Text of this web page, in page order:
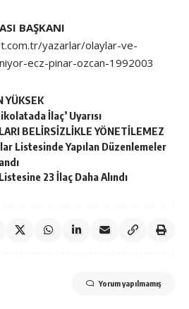
BAŞKANI
yazarlar/olaylar-ve-
ecz-pinar-ozcan-1992003
YÜKSEK
İlaç’ Uyarısı
BELİRSİZLİKLE YÖNETİLEMEZ
Listesinde Yapılan Düzenlemeler
23 İlaç Daha Alındı
Yorum yapılmamış